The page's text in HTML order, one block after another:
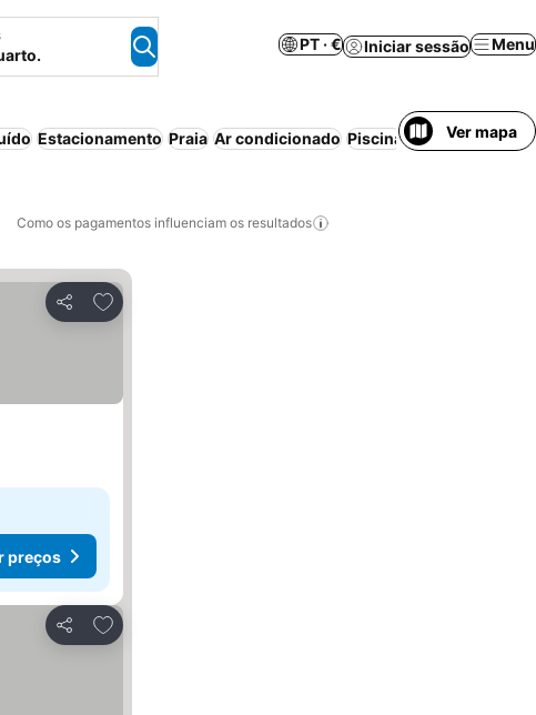
PT · € Iniciar sessão Menu
Estacionamento Praia Ar condicionado Piscina Aparthotel
Ver mapa
Como os pagamentos influenciam os resultados
Partilhar
Adicionar aos favoritos
preços
Partilhar
Adicionar aos favoritos